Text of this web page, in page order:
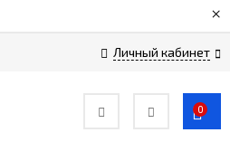
×
Личный кабинет
0